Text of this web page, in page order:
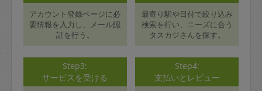
アカウント登録ページに必
要情報を入力し、メール認
証を行う。
最寄り駅や日付で絞り込み
検索を行い、ニーズに合う
タスカジさんを探す。
Step3:
サービスを受ける
Step4:
支払いとレビュー